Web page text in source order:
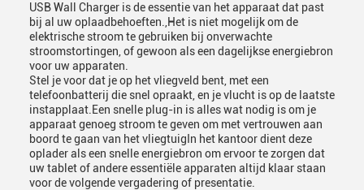
USB Wall Charger is de essentie van het apparaat dat past
bij al uw oplaadbehoeften.,Het is niet mogelijk om de
elektrische stroom te gebruiken bij onverwachte
stroomstortingen, of gewoon als een dagelijkse energiebron
voor uw apparaten.
Stel je voor dat je op het vliegveld bent, met een
telefoonbatterij die snel opraakt, en je vlucht is op de laatste
instapplaat.Een snelle plug-in is alles wat nodig is om je
apparaat genoeg stroom te geven om met vertrouwen aan
boord te gaan van het vliegtuigIn het kantoor dient deze
oplader als een snelle energiebron om ervoor te zorgen dat
uw tablet of andere essentiële apparaten altijd klaar staan
voor de volgende vergadering of presentatie.